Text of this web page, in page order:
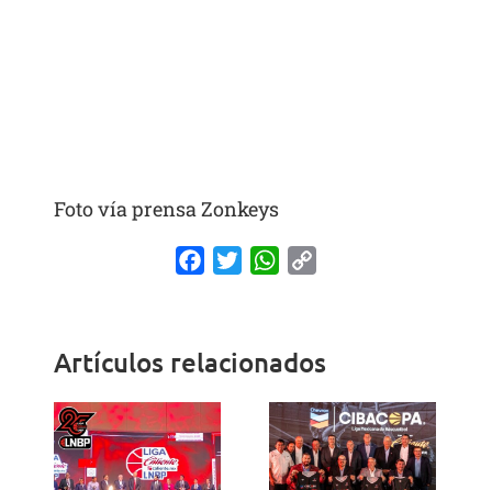
Foto vía prensa Zonkeys
FacebookTwitterWhatsApp
Artículos relacionados